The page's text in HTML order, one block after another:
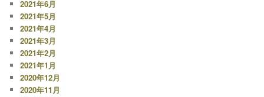
2021年6月
2021年5月
2021年4月
2021年3月
2021年2月
2021年1月
2020年12月
2020年11月